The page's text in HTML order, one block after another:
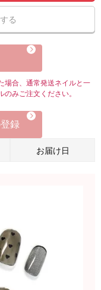
る
場合、通常発送ネイルと一
みご注文ください。
録
お届け日